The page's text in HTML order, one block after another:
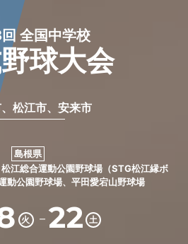
全国中学校
球大会
松江市、安来市
島根県
江総合運動公園野球場（STG松江縁ボ
動公園野球場、平田愛宕山野球場
火 － 22 土